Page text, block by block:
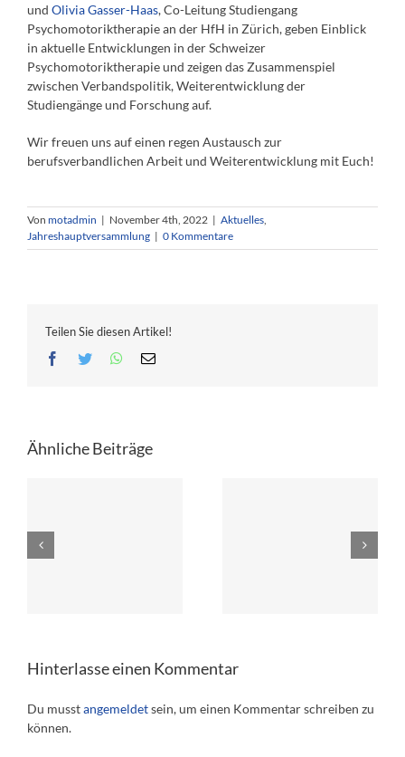
und Olivia Gasser-Haas, Co-Leitung Studiengang
Psychomotoriktherapie an der HfH in Zürich, geben Einblick
in aktuelle Entwicklungen in der Schweizer
Psychomotoriktherapie und zeigen das Zusammenspiel
zwischen Verbandspolitik, Weiterentwicklung der
Studiengänge und Forschung auf.
Wir freuen uns auf einen regen Austausch zur
berufsverbandlichen Arbeit und Weiterentwicklung mit Euch!
Von motadmin | November 4th, 2022 | Aktuelles,
Jahreshauptversammlung | 0 Kommentare
Teilen Sie diesen Artikel!
Facebook
Twitter WhatsApp
E-
Ähnliche Beiträge
Hinterlasse einen Kommentar
Du musstangemeldetsein, um einen Kommentar schreiben zu
können.